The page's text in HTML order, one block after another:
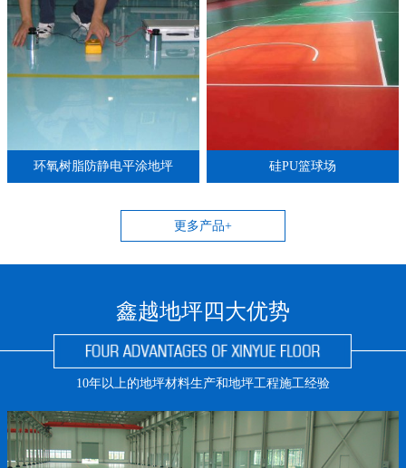
环氧树脂防静电平涂地坪 硅PU篮球场
更多产品+
鑫越地坪四大优势
10年以上的地坪材料生产和地坪工程施工经验